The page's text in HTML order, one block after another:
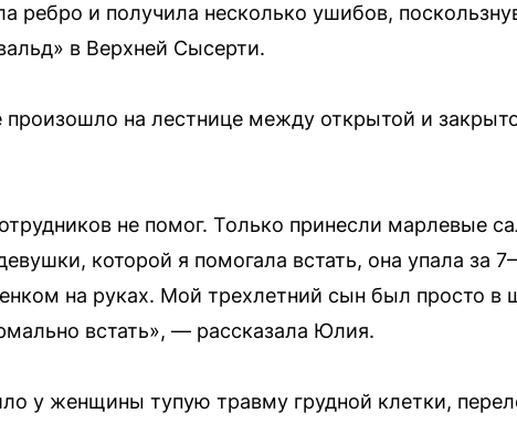
ребро и получила несколько ушибов,
в Верхней Сысерти.
на лестнице между открытой и
не помог. Только принесли марлевые
которой я помогала встать, она упала за
на руках. Мой трехлетний сын был просто в
встать», — рассказала Юлия.
у женщины тупую травму грудной клетки,